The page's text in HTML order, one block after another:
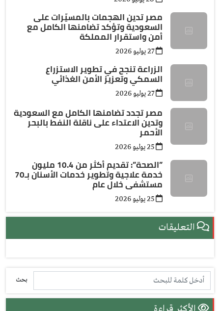
مصر تدين الهجمات بالمسيّرات على
السعودية وتؤكد تضامنها الكامل مع
أمن واستقرار المملكة
27 يوليو 2026
الزراعة تنجح في تطوير الاستزراع
السمكي وتعزيز الأمن الغذائي
27 يوليو 2026
مصر تجدد تضامنها الكامل مع السعودية
وتدين الاعتداء على ناقلة النفط بالبحر
الأحمر
”الصحة”: تقديم أكثر من 10.4 مليون
خدمة علاجية وتطوير خدمات الأسنان بـ70
مستشفى خلال عام
التعليقات
بحث